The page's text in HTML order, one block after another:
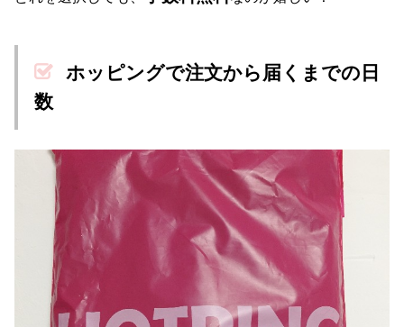
ホッピングで注文から届くまでの日
数